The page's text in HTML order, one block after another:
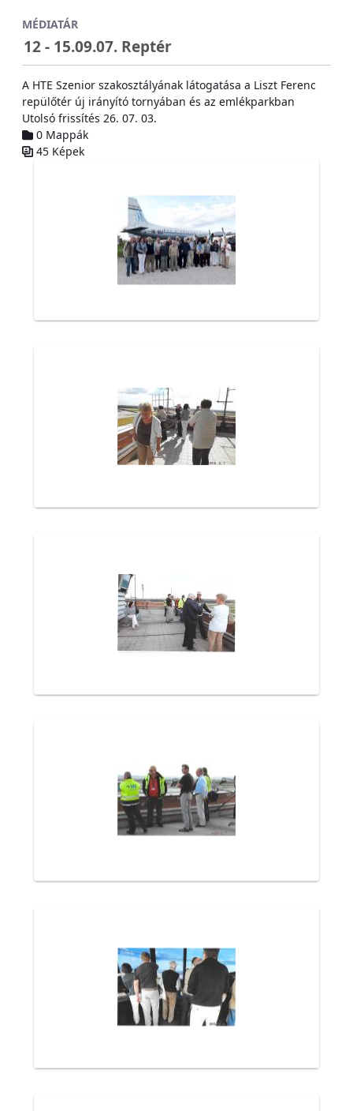
Ugrás a fő tartalomhoz
MÉDIATÁR
12 - 15.09.07. Reptér
A HTE Szenior szakosztályának látogatása a Liszt Ferenc
repülőtér új irányító tornyában és az emlékparkban
Utolsó frissítés 26. 07. 03.
0 Mappák
45 Képek